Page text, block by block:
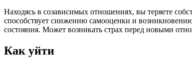
Находясь в созависимых отношениях, вы теряете
способствует снижению самооценки и
состояния. Может возникать страх перед новыми
Как уйти